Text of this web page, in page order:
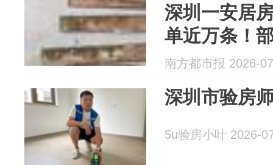
深圳一安居
单近万条！
南方都市报 2026-
深圳市验房
5u验房小叶 2026-